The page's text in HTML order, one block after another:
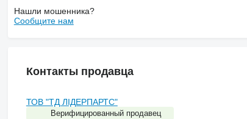
Нашли мошенника?
Сообщите нам
Контакты продавца
ТОВ "ТД ЛІДЕРПАРТС"
Верифицированный продавец